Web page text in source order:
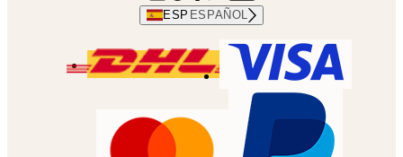
ESP ESPAÑOL